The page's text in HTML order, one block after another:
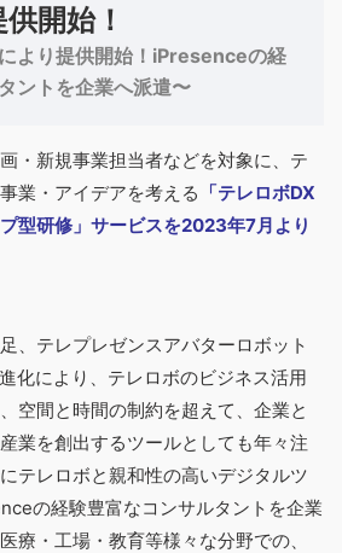
開始！
より提供開始！iPresenceの経
ントを企業へ派遣〜
・新規事業担当者などを対象に、テ
業・アイデアを考える 「テレロボDX
型研修」サービスを2023年7月より
、テレプレゼンスアバターロボット
化により、テレロボのビジネス活用
空間と時間の制約を超えて、企業と
業を創出するツールとしても年々注
テレロボと親和性の高いデジタルツ
の経験豊富なコンサルタントを企業
療・工場・教育等様々な分野での、